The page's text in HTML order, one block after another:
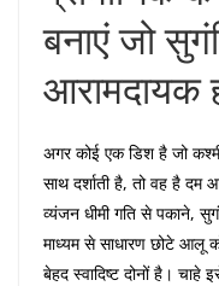
बनाएं जो
आरामदायक
अगर कोई एक डिश है जो
साथ दर्शाती है, तो वह है दम
व्यंजन धीमी गति से पकाने,
माध्यम से साधारण छोटे आलू
बेहद स्वादिष्ट दोनों है।